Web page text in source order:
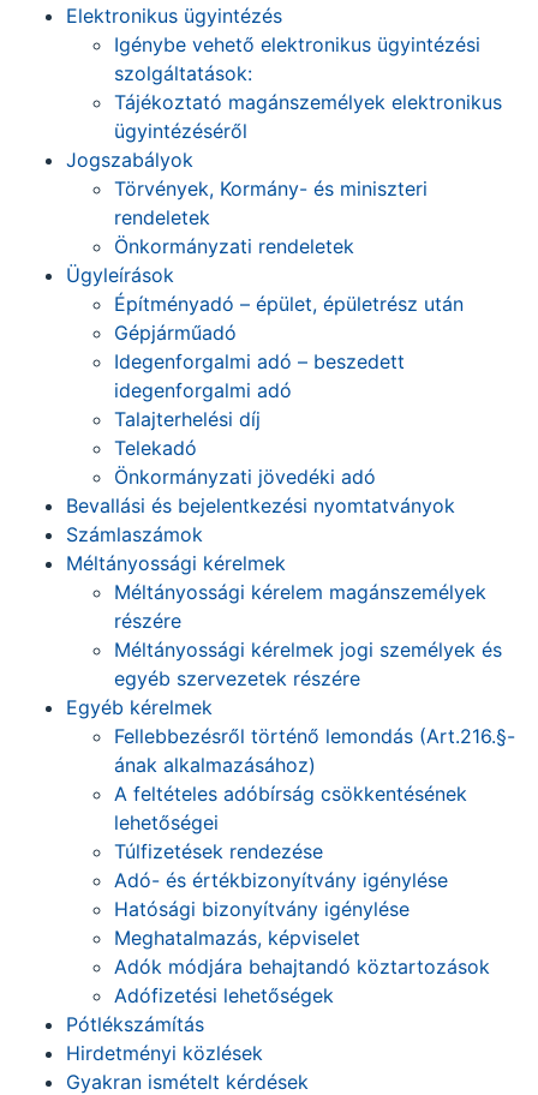
Elektronikus ügyintézés
Igénybe vehető elektronikus ügyintézési
szolgáltatások:
Tájékoztató magánszemélyek elektronikus
ügyintézéséről
Jogszabályok
Törvények, Kormány- és miniszteri
rendeletek
Önkormányzati rendeletek
Ügyleírások
Építményadó – épület, épületrész után
Gépjárműadó
Idegenforgalmi adó – beszedett
idegenforgalmi adó
Talajterhelési díj
Telekadó
Önkormányzati jövedéki adó
Bevallási és bejelentkezési nyomtatványok
Számlaszámok
Méltányossági kérelmek
Méltányossági kérelem magánszemélyek
részére
Méltányossági kérelmek jogi személyek és
egyéb szervezetek részére
Egyéb kérelmek
Fellebbezésről történő lemondás (Art.216.§-
ának alkalmazásához)
A feltételes adóbírság csökkentésének
lehetőségei
Túlfizetések rendezése
Adó- és értékbizonyítvány igénylése
Hatósági bizonyítvány igénylése
Meghatalmazás, képviselet
Adók módjára behajtandó köztartozások
Adófizetési lehetőségek
Pótlékszámítás
Hirdetményi közlések
Gyakran ismételt kérdések